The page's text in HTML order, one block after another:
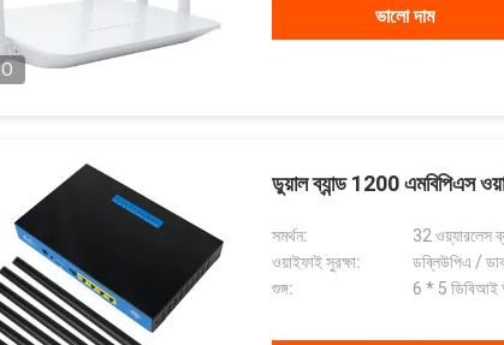
ভালো দাম
ডুয়াল ব্যান্ড 1200 এমবিপিএস
সমর্থন:
32 ওয়্যারলেস
ওয়াইফাই সুরক্ষা:
ডব্লিউপিএ /
শুঙ্গ:
6 * 5 ডিবিআই